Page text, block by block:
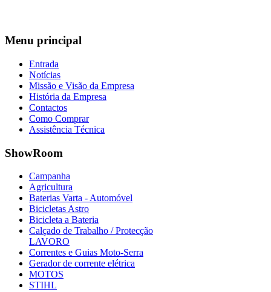
Menu principal
Entrada
Notícias
Missão e Visão da Empresa
História da Empresa
Contactos
Como Comprar
Assistência Técnica
ShowRoom
Campanha
Agricultura
Baterias Varta - Automóvel
Bicicletas Astro
Bicicleta a Bateria
Calçado de Trabalho / Protecção
LAVORO
Correntes e Guias Moto-Serra
Gerador de corrente elétrica
MOTOS
STIHL